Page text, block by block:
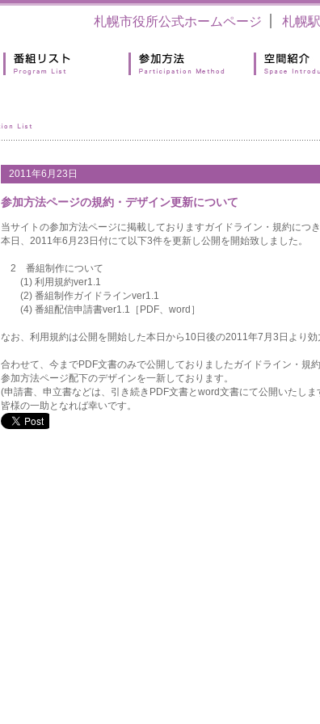
札幌市役所公式ホームページ 札幌
2011年6月23日
参加方法ページの規約・デザイン更新について
当サイトの参加方法ページに掲載しておりますガイドライン・規約につき
本日、2011年6月23日付にて以下3件を更新し公開を開始致しました。
2 番組制作について
(1) 利用規約ver1.1
(2) 番組制作ガイドラインver1.1
(4) 番組配信申請書ver1.1［ PDF、 word ］
なお、利用規約は公開を開始した本日から10日後の2011年7月3日より効
合わせて、今までPDF文書のみで公開しておりましたガイドライン・規
参加方法ページ配下のデザインを一新しております。
(申請書、申立書などは、引き続きPDF文書とword文書にて公開いたしま
皆様の一助となれば幸いです。